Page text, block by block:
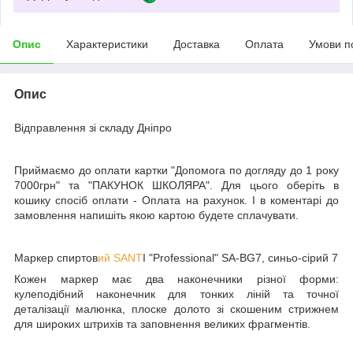
Опис Характеристики Доставка Оплата Умови
Опис
Відправлення зі складу Дніпро
Приймаємо до оплати картки "Допомога по догляду до 1 року
7000грн" та "ПАКУНОК ШКОЛЯРА". Для цього оберіть в
кошику спосіб оплати - Оплата на рахунок. І в коментарі до
замовлення напишіть якою картою будете сплачувати.
Маркер спиртовий SANTI "Professional" SA-BG7, синьо-сірий 7
Кожен маркер має два наконечники різної форми:
кулеподібний наконечник для тонких ліній та точної
деталізації малюнка, плоске долото зі скошеним стрижнем
для широких штрихів та заповнення великих фрагментів.